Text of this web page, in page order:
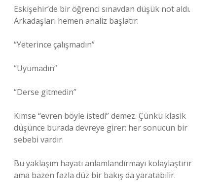
Eskişehir’de bir öğrenci sınavdan düşük not aldı.
Arkadaşları hemen analiz başlatır:
“Yeterince çalışmadın”
“Uyumadın”
“Derse gitmedin”
Kimse “evren böyle istedi” demez. Çünkü klasik
düşünce burada devreye girer: her sonucun bir
sebebi vardır.
Bu yaklaşım hayatı anlamlandırmayı kolaylaştırır
ama bazen fazla düz bir bakış da yaratabilir.